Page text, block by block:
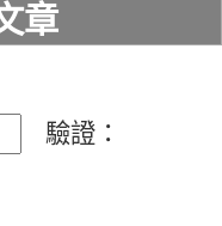
章
驗證：